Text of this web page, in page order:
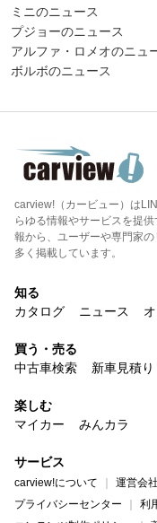
ミニのニュース
プジョーのニュース
アルファ・ロメオのニュ
ボルボのニュース
carview!（カービュー）は
らゆる情報やサービスを提
報から、ユーザーや専門家
多く掲載しています。
知る
カタログ
ニュース
買う・売る
中古車検索
新車見積り
楽しむ
マイカー
みんカラ
サービス
carview!について 運営会社
プライバシーセンター
利